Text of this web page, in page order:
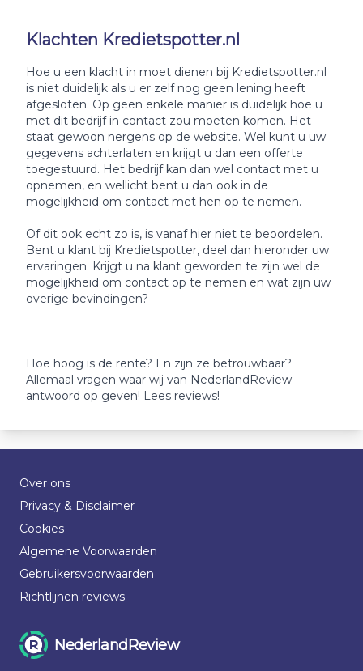
Klachten Kredietspotter.nl
Hoe u een klacht in moet dienen bij Kredietspotter.nl
is niet duidelijk als u er zelf nog geen lening heeft
afgesloten. Op geen enkele manier is duidelijk hoe u
met dit bedrijf in contact zou moeten komen. Het
staat gewoon nergens op de website. Wel kunt u uw
gegevens achterlaten en krijgt u dan een offerte
toegestuurd. Het bedrijf kan dan wel contact met u
opnemen, en wellicht bent u dan ook in de
mogelijkheid om contact met hen op te nemen.
Of dit ook echt zo is, is vanaf hier niet te beoordelen.
Bent u klant bij Kredietspotter, deel dan hieronder uw
ervaringen. Krijgt u na klant geworden te zijn wel de
mogelijkheid om contact op te nemen en wat zijn uw
overige bevindingen?
Hoe hoog is de rente? En zijn ze betrouwbaar?
Allemaal vragen waar wij van NederlandReview
antwoord op geven! Lees reviews!
Over ons
Privacy & Disclaimer
Cookies
Algemene Voorwaarden
Gebruikersvoorwaarden
Richtlijnen reviews
NederlandReview